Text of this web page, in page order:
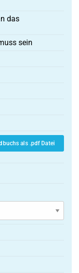
das
sein
als .pdf Datei